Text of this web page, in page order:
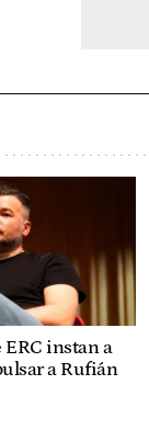
ERC instan a
a Rufián